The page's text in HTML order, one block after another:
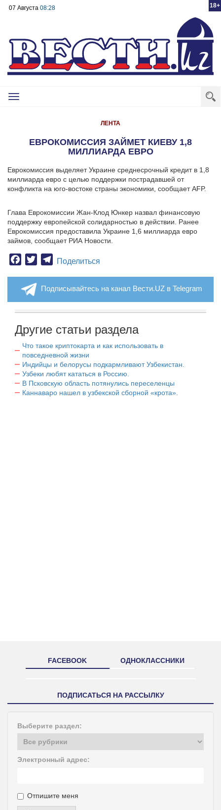
18+
07 Августа 08:28
Toggle
ЛЕНТА
ЕВРОКОМИССИЯ ЗАЙМЕТ КИЕВУ 1,8
МИЛЛИАРДА ЕВРО
Еврокомиссия выделяет Украине среднесрочный кредит в 1,8
миллиарда евро с целью поддержки пострадавшей от
конфликта на юго-востоке страны экономики, сообщает AFP.
Глава Еврокомиссии Жан-Клод Юнкер назвал финансовую
поддержку европейской солидарностью в действии. Ранее
Еврокомиссия предоставила Украине 1,6 миллиарда евро
займов, сообщает РИА Новости.
Facebook
TwitterTelegram
Поделиться
Подписывайтесь на канал Вести.UZ в Telegram
Другие статьи раздела
Что такое криптокарта и как использовать в
повседневной жизни
Индийцы и белорусы подкармливают Узбекистан.
Узбеки любят кататься в Россию.
В Псковскую область потянулись переселенцы
Каннаваро нашел в узбекской сборной «крота».
FACEBOOK ОДНОКЛАССНИКИ
ПОДПИСАТЬСЯ НА РАССЫЛКУ
Выберите раздел:
Электронный адрес:
Отпишите меня